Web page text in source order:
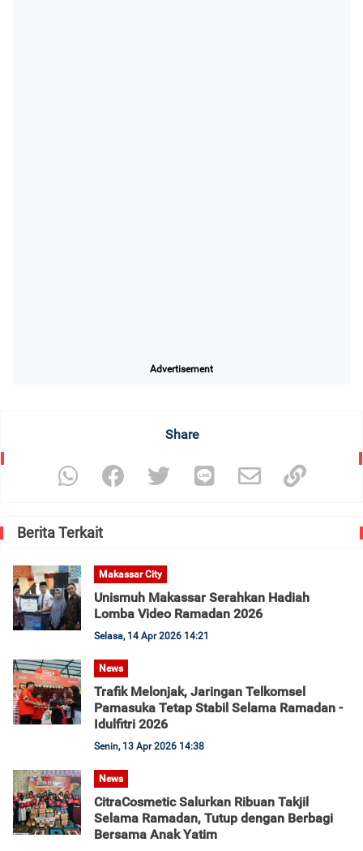
Advertisement
Share
Berita Terkait
Makassar City
Unismuh Makassar Serahkan Hadiah
Lomba Video Ramadan 2026
Selasa, 14 Apr 2026 14:21
News
Trafik Melonjak, Jaringan Telkomsel
Pamasuka Tetap Stabil Selama Ramadan -
Idulfitri 2026
Senin, 13 Apr 2026 14:38
News
CitraCosmetic Salurkan Ribuan Takjil
Selama Ramadan, Tutup dengan Berbagi
Bersama Anak Yatim